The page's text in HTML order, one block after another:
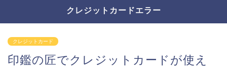
クレジットカードエラー
クレジットカード
印鑑の匠でクレジットカードが使え